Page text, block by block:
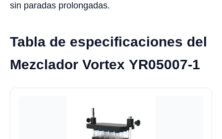
sin paradas prolongadas.
Tabla de especificaciones del
Mezclador Vortex YR05007-1